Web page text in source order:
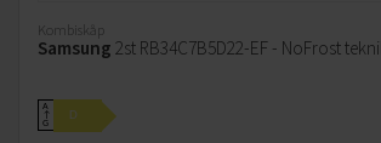
Kombiskåp
Samsung 2st RB34C7B5D22-EF - NoFrost
A
↑
G
D